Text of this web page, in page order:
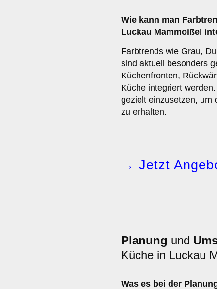
Wie kann man
Luckau Mammoißel
Farbtrends wie Grau,
sind aktuell besonders
Küchenfronten,
Küche integriert
gezielt einzusetzen, um
zu erhalten.
→ Jetzt
Planung und
Küche in Luckau
Was es bei der